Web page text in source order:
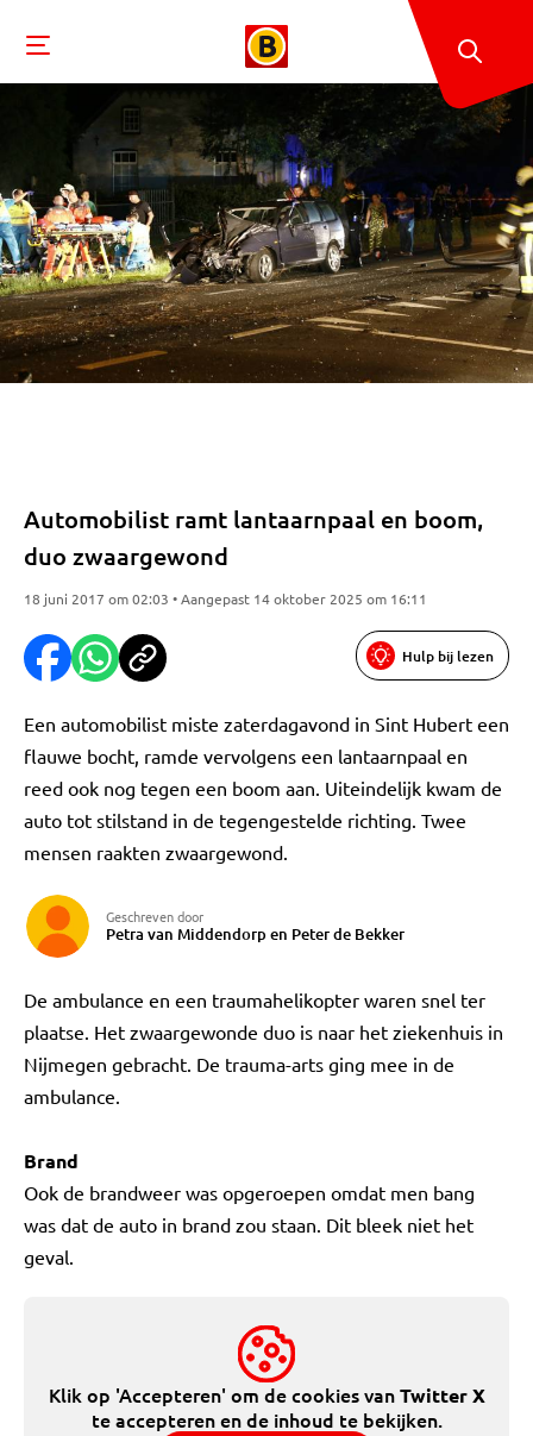
Automobilist ramt lantaarnpaal en boom,
duo zwaargewond
18 juni 2017 om 02:03 • Aangepast 14 oktober 2025 om 16:11
Hulp bij lezen
Een automobilist miste zaterdagavond in Sint Hubert een
flauwe bocht, ramde vervolgens een lantaarnpaal en
reed ook nog tegen een boom aan. Uiteindelijk kwam de
auto tot stilstand in de tegengestelde richting. Twee
mensen raakten zwaargewond.
Geschreven door
Petra van Middendorp en Peter de Bekker
De ambulance en een traumahelikopter waren snel ter
plaatse. Het zwaargewonde duo is naar het ziekenhuis in
Nijmegen gebracht. De trauma-arts ging mee in de
ambulance.
Brand
Ook de brandweer was opgeroepen omdat men bang
was dat de auto in brand zou staan. Dit bleek niet het
geval.
Klik op 'Accepteren' om de cookies vanTwitter X
te accepteren en de inhoud te bekijken.